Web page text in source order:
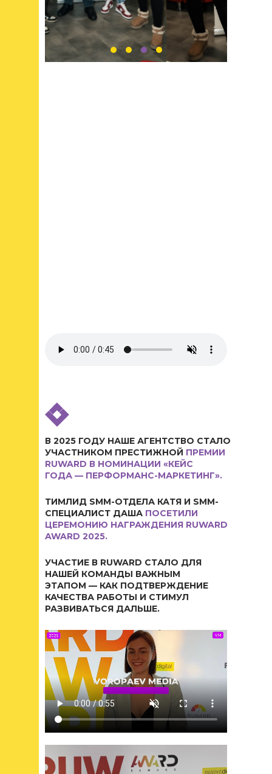
УЧАСТИЕ В RUWARD СТАЛО ДЛЯ
НАШЕЙ КОМАНДЫ ВАЖНЫМ
ЭТАПОМ — КАК ПОДТВЕРЖДЕНИЕ
КАЧЕСТВА РАБОТЫ И СТИМУЛ
РАЗВИВАТЬСЯ ДАЛЬШЕ.
ТИМЛИД SMM-ОТДЕЛА КАТЯ И SMM-
СПЕЦИАЛИСТ ДАША ПОСЕТИЛИ
ЦЕРЕМОНИЮ НАГРАЖДЕНИЯ RUWARD
AWARD 2025.
В 2025 ГОДУ НАШЕ АГЕНТСТВО СТАЛО
УЧАСТНИКОМ ПРЕСТИЖНОЙ ПРЕМИИ
RUWARD В НОМИНАЦИИ «КЕЙС
ГОДА — ПЕРФОРМАНС-МАРКЕТИНГ».